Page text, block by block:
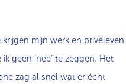
mijn werk en privéleven.
geen ‘nee’ te zeggen. Het
zag al snel wat er écht